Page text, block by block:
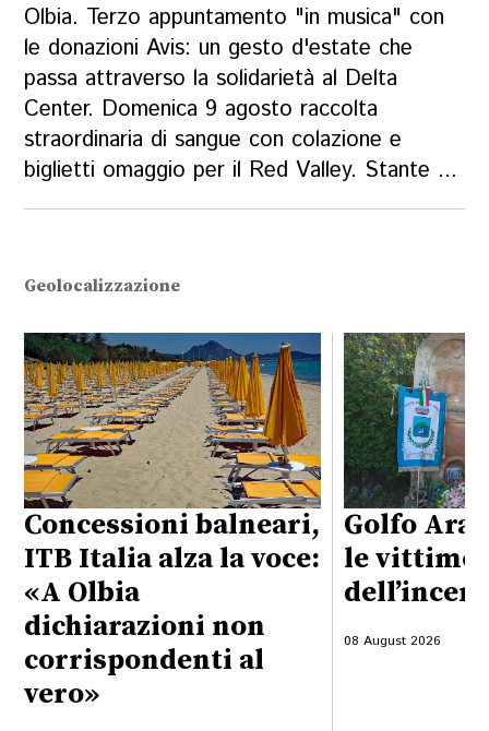
Olbia. Terzo appuntamento "in musica" con
le donazioni Avis: un gesto d'estate che
passa attraverso la solidarietà al Delta
Center. Domenica 9 agosto raccolta
straordinaria di sangue con colazione e
biglietti omaggio per il Red Valley. Stante ...
Geolocalizzazione
Concessioni balneari,
ITB Italia alza la voce:
«A Olbia
dichiarazioni non
corrispondenti al
vero»
Golfo
le vittime
08 August 2026